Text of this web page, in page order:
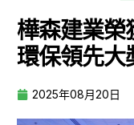
樺森建業榮
環保領先大
2025年08月20日